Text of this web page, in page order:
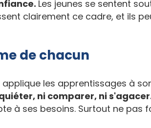
Les jeunes se sentent
clairement ce cadre, et ils
de chacun
les apprentissages à
ni comparer, ni
à ses besoins. Surtout ne pas